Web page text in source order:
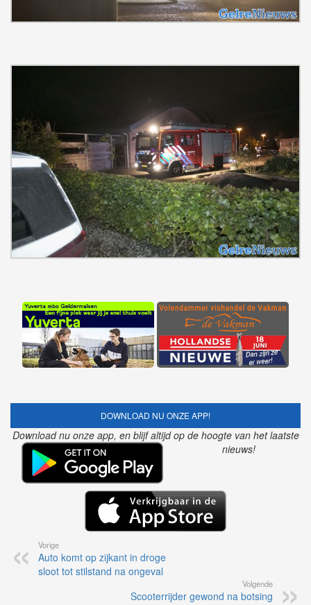
DOWNLOAD NU ONZE APP!
Download nu onze app, en blijf altijd op de hoogte van het laatste
nieuws!
Vorige
Auto komt op zijkant in droge
sloot tot stilstand na ongeval
Volgende
Scooterrijder gewond na botsing